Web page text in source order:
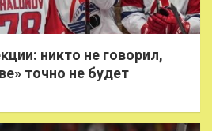
никто не говорил,
точно не будет